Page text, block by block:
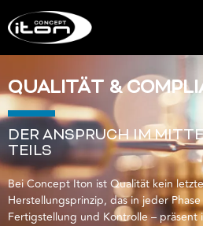
QUALITÄT &
DER ANSPRUCH IM
TEILS
Bei Concept Iton ist Qualität kein
Herstellungsprinzip, das in jeder
Fertigstellung und Kontrolle – präsent